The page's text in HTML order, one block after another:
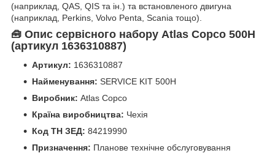
(наприклад, QAS, QIS та ін.) та встановленого двигуна
(наприклад, Perkins, Volvo Penta, Scania тощо).
🧰 Опис сервісного набору Atlas Copco 500H
(артикул 1636310887)
Артикул: 1636310887
Найменування: SERVICE KIT 500H
Виробник: Atlas Copco
Країна виробництва: Чехія
Код ТН ЗЕД: 84219990
Призначення: Планове технічне обслуговування